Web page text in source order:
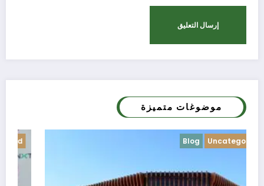
موضوغات متميزة
Uncategorized